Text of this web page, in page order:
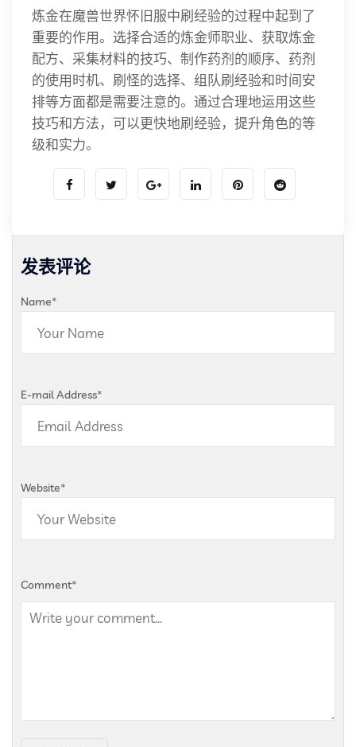
炼金在魔兽世界怀旧服中刷经验的过程中起到了
重要的作用。选择合适的炼金师职业、获取炼金
配方、采集材料的技巧、制作药剂的顺序、药剂
的使用时机、刷怪的选择、组队刷经验和时间安
排等方面都是需要注意的。通过合理地运用这些
技巧和方法，可以更快地刷经验，提升角色的等
级和实力。
发表评论
Name*
E-mail Address*
Website*
Comment*